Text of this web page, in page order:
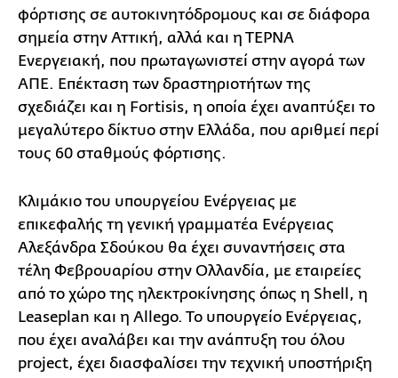
φόρτισης σε αυτοκινητόδρομους και σε διάφορα
σημεία στην Αττική, αλλά και η ΤΕΡΝΑ
Ενεργειακή, που πρωταγωνιστεί στην αγορά των
ΑΠΕ. Επέκταση των δραστηριοτήτων της
σχεδιάζει και η Fortisis, η οποία έχει αναπτύξει το
μεγαλύτερο δίκτυο στην Ελλάδα, που αριθμεί περί
τους 60 σταθμούς φόρτισης.
Κλιμάκιο του υπουργείου Ενέργειας με
επικεφαλής τη γενική γραμματέα Ενέργειας
Αλεξάνδρα Σδούκου θα έχει συναντήσεις στα
τέλη Φεβρουαρίου στην Ολλανδία, με εταιρείες
από το χώρο της ηλεκτροκίνησης όπως η Shell, η
Leaseplan και η Allego. To υπουργείο Ενέργειας,
που έχει αναλάβει και την ανάπτυξη του όλου
project, έχει διασφαλίσει την τεχνική υποστήριξη